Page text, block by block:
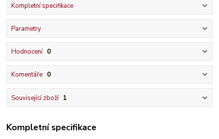
Kompletní specifikace
Parametry
Hodnocení 0
Komentáře 0
Související zboží 1
Kompletní specifikace